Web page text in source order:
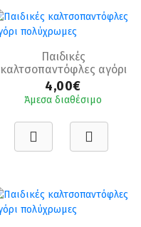
Παιδικές
καλτσοπαντόφλες αγόρι
πολύχρωμες
4,00€
Άμεσα διαθέσιμο